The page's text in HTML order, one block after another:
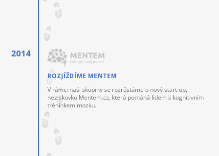
ROZJÍŽDÍME MENTEM
V rámci naši skupiny se rozrůstáme o nový start-up,
neziskovku Mentem.cz, která pomáhá lidem s kognitivním
tréninkem mozku.